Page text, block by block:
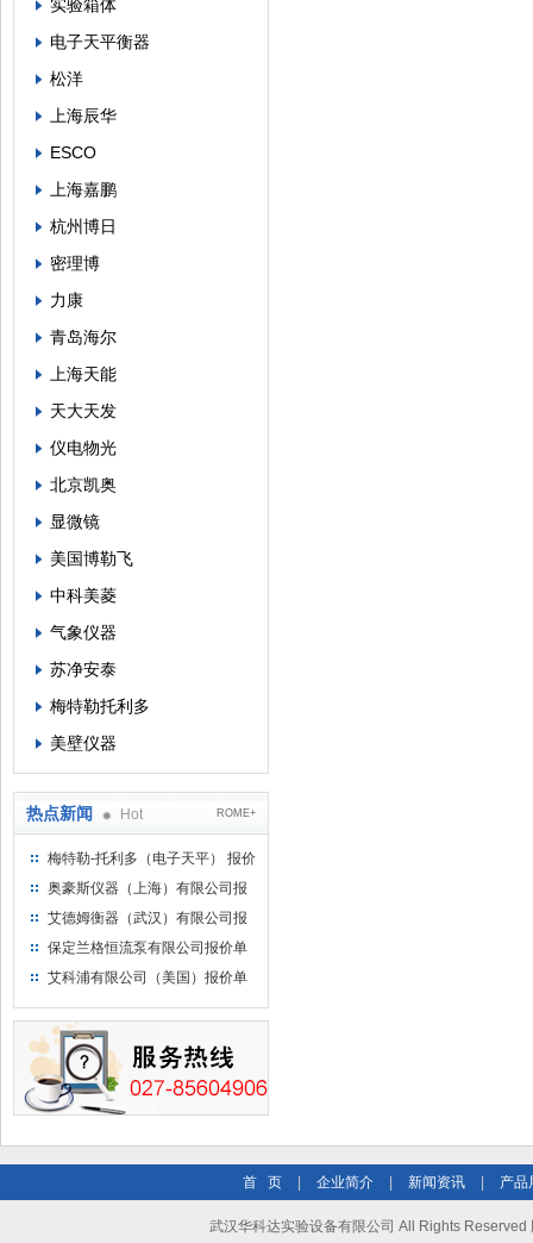
实验箱体
电子天平衡器
松洋
上海辰华
ESCO
上海嘉鹏
杭州博日
密理博
力康
青岛海尔
上海天能
天大天发
仪电物光
北京凯奥
显微镜
美国博勒飞
中科美菱
气象仪器
苏净安泰
梅特勒托利多
美壁仪器
热点新闻 Hot ROME+
梅特勒-托利多（电子天平） 报价
单
奥豪斯仪器（上海）有限公司报
价单
艾德姆衡器（武汉）有限公司报
价单
保定兰格恒流泵有限公司报价单
艾科浦有限公司（美国）报价单
首 页 企业简介 新闻资讯 产品
武汉华科达实验设备有限公司 All Rights Reserved